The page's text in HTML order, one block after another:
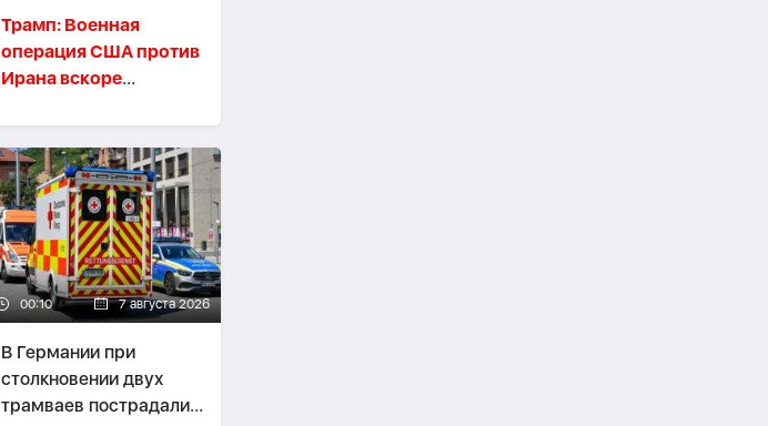
Трамп: Военная
операция США против
Ирана вскоре
00:10 7 августа 2026
В Германии при
столкновении двух
трамваев пострадали